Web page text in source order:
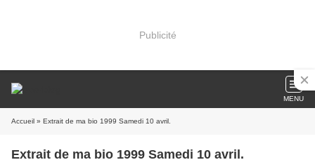
Publicité
MENU
Accueil » Extrait de ma bio 1999 Samedi 10 avril.
Extrait de ma bio 1999 Samedi 10 avril.